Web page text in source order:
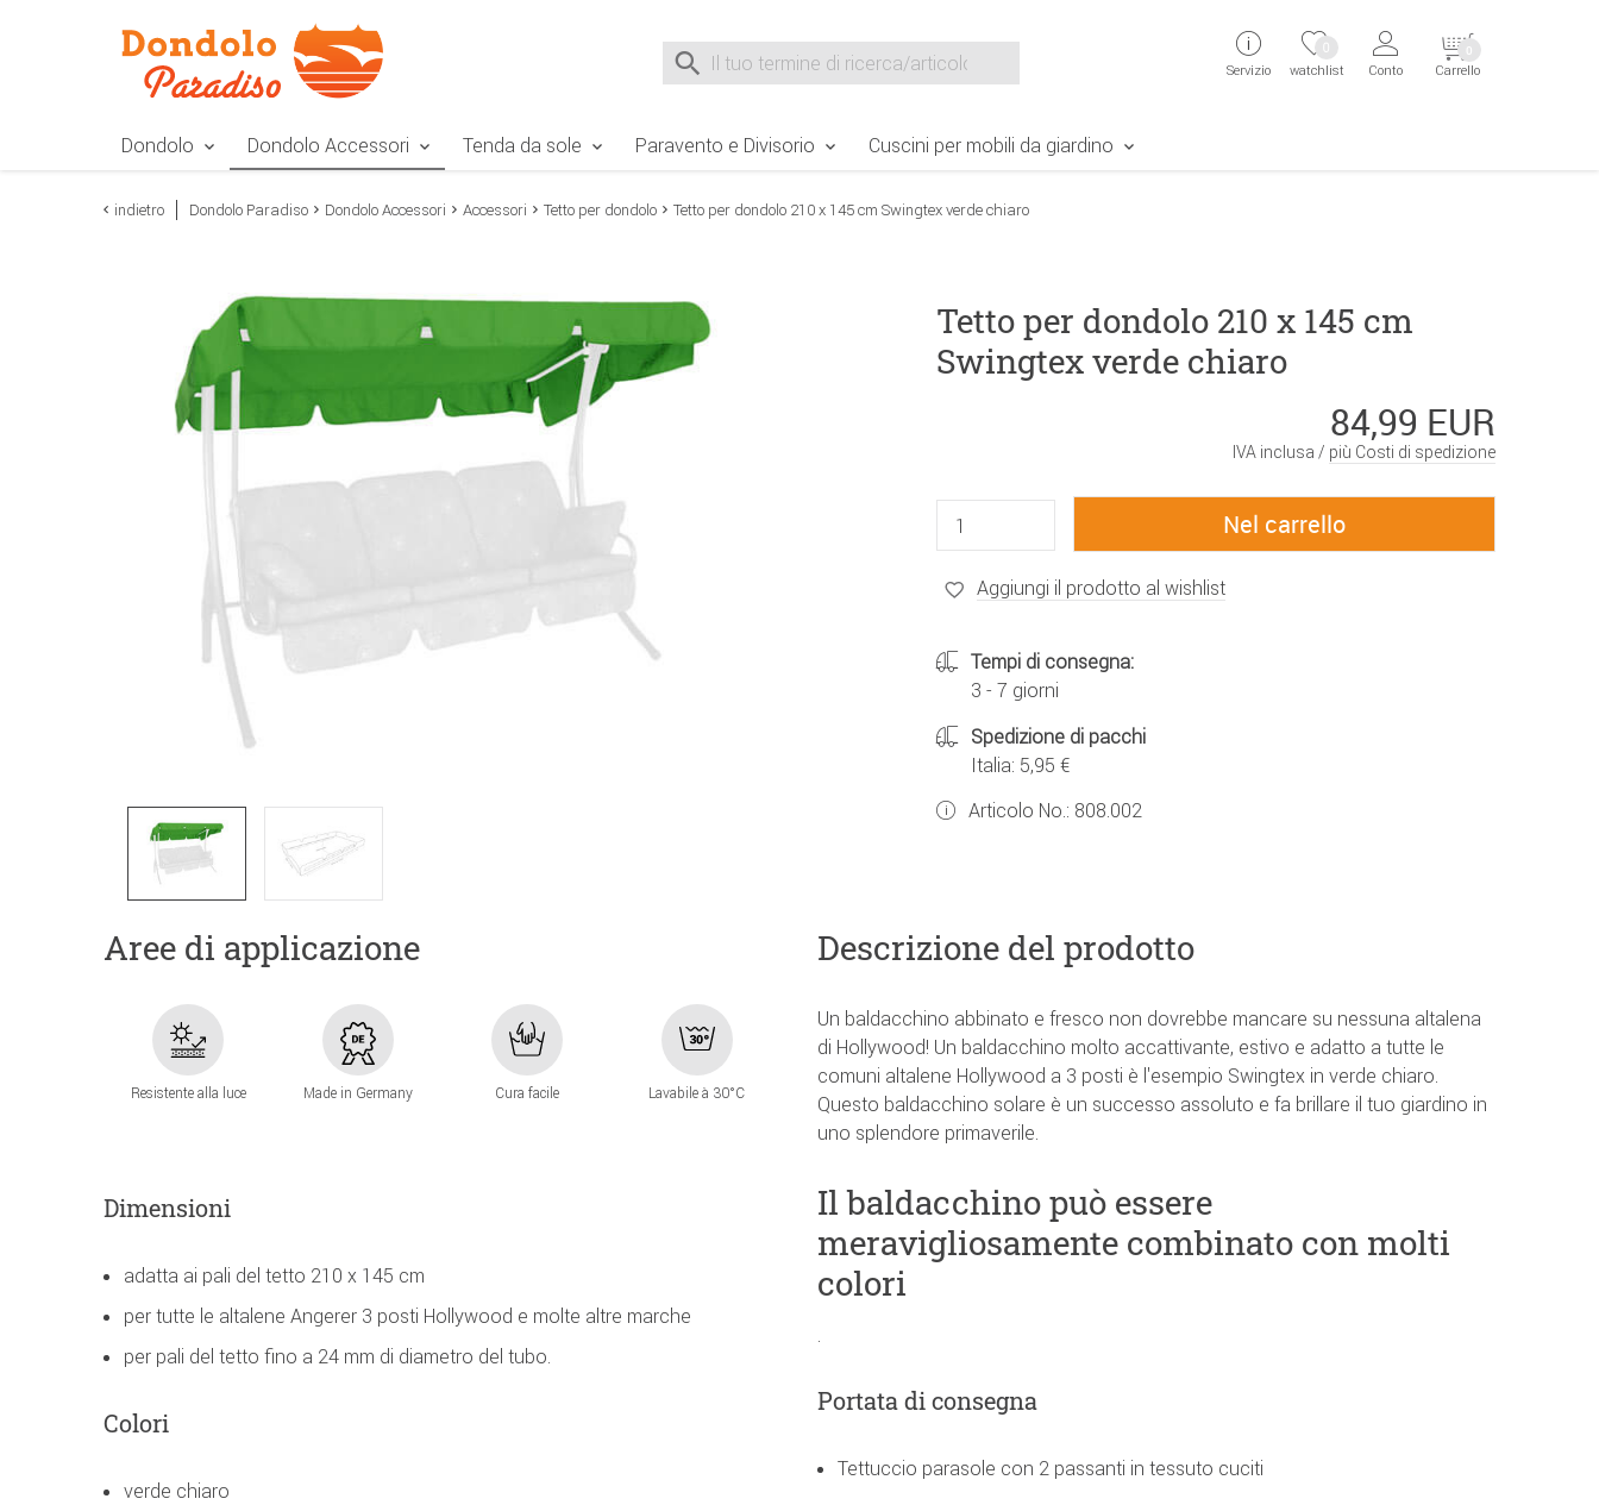
Suche nach
Servizio watchlist
0
Conto Carrello
0
Dondolo Dondolo Accessori Tenda da sole Paravento e Divisorio Cuscini per mobili da giardino
indietro Dondolo Paradiso Dondolo Accessori Accessori Tetto per dondolo Tetto per dondolo 210 x 145 cm Swingtex verde chiaro
Tetto per dondolo 210 x 145 cm
Swingtex verde chiaro
84,99 EUR
IVA inclusa / più Costi di spedizione
Aggiungi il prodotto al wishlist
Tempi di consegna:
3 - 7 giorni
Spedizione di pacchi
Italia: 5,95 €
Articolo No.: 808.002
Aree di applicazione
Resistente alla luce Made in Germany Cura facile Lavabile à 30°C
Dimensioni
adatta ai pali del tetto 210 x 145 cm
per tutte le altalene Angerer 3 posti Hollywood e molte altre marche
per pali del tetto fino a 24 mm di diametro del tubo.
Colori
verde chiaro
Descrizione del prodotto
Un baldacchino abbinato e fresco non dovrebbe mancare su nessuna altalena
di Hollywood! Un baldacchino molto accattivante, estivo e adatto a tutte le
comuni altalene Hollywood a 3 posti è l'esempio Swingtex in verde chiaro.
Questo baldacchino solare è un successo assoluto e fa brillare il tuo giardino in
uno splendore primaverile.
Il baldacchino può essere
meravigliosamente combinato con molti
colori
Portata di consegna
Tettuccio parasole con 2 passanti in tessuto cuciti